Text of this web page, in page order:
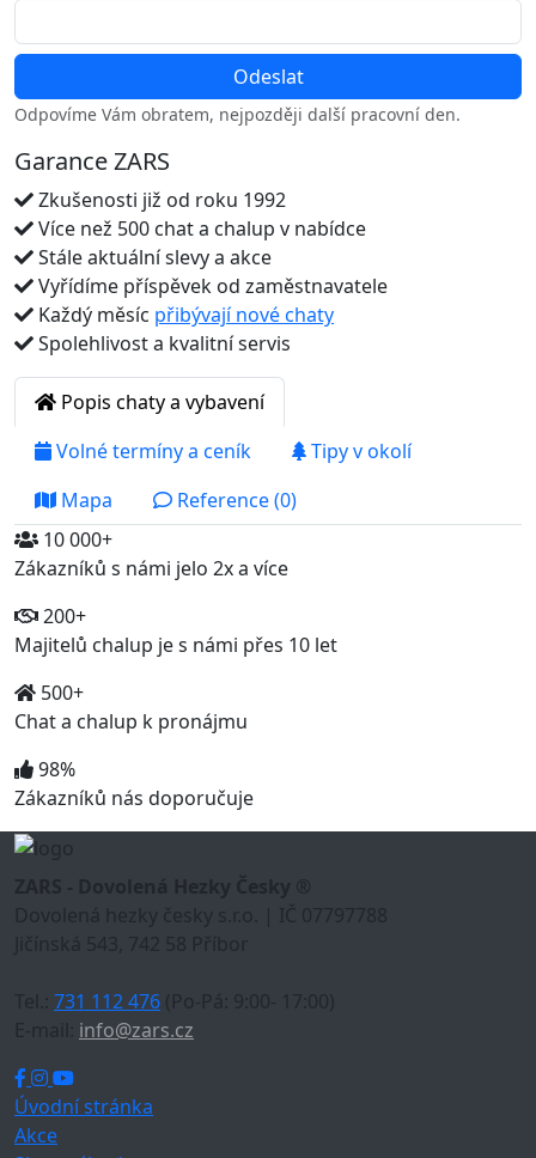
Odpovíme Vám obratem, nejpozději další pracovní den.
Garance ZARS
Zkušenosti již od roku 1992
Více než 500 chat a chalup v nabídce
Stále aktuální slevy a akce
Vyřídíme příspěvek od zaměstnavatele
Každý měsíc přibývají nové chaty
Spolehlivost a kvalitní servis
Popis chaty a vybavení
Volné termíny a ceník
Tipy v okolí
Mapa
Reference (0)
10 000+
Zákazníků s námi jelo 2x a více
200+
Majitelů chalup je s námi přes 10 let
500+
Chat a chalup k pronájmu
98%
Zákazníků nás doporučuje
ZARS - Dovolená Hezky Česky ®
Dovolená hezky česky s.r.o. | IČ 07797788
Jičínská 543, 742 58 Příbor
Tel.: 731 112 476 (Po-Pá: 9:00- 17:00)
E-mail: info@zars.cz
Úvodní stránka
Akce